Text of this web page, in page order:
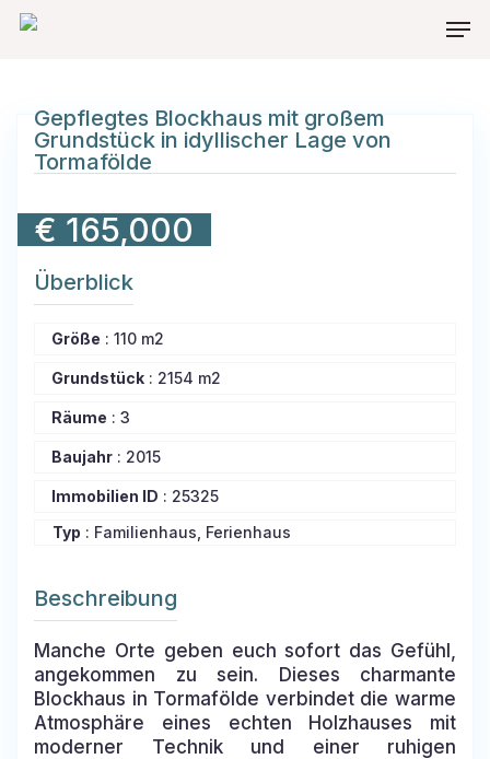
Skip
Gepflegtes Blockhaus mit großem
Grundstück in idyllischer Lage von
Tormafölde
€ 165,000
Überblick
Größe : 110 m2
Grundstück : 2154 m2
Räume : 3
Baujahr : 2015
Immobilien ID : 25325
Typ : Familienhaus, Ferienhaus
Beschreibung
Manche Orte geben euch sofort das Gefühl,
angekommen zu sein. Dieses charmante
Blockhaus in Tormafölde verbindet die warme
Atmosphäre eines echten Holzhauses mit
moderner Technik und einer ruhigen